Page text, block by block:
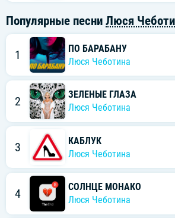
Популярные песни Люся
1
ПО БАРАБАНУ
Люся Чеботина
2
ЗЕЛЕНЫЕ ГЛАЗА
Люся Чеботина
3
КАБЛУК
Люся Чеботина
4
СОЛНЦЕ МОНАКО
Люся Чеботина